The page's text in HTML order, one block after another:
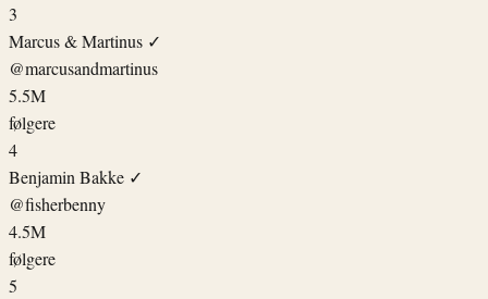
3
Marcus & Martinus ✓
@marcusandmartinus
5.5M
følgere
4
Benjamin Bakke ✓
@fisherbenny
4.5M
følgere
5